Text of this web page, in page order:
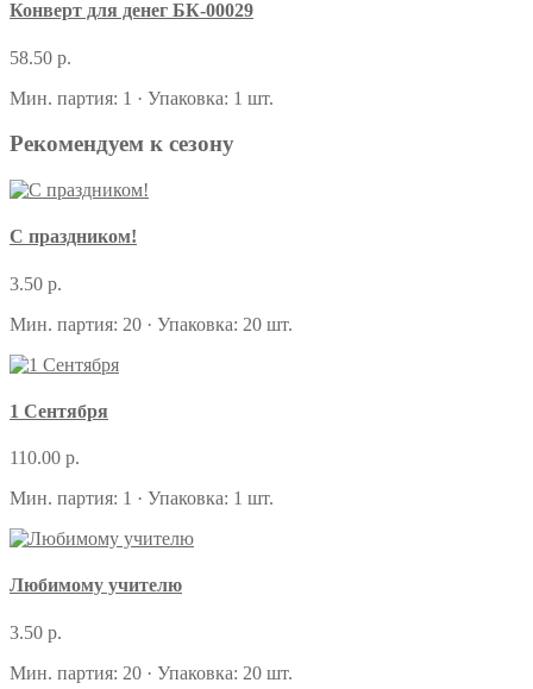
Конверт для денег БК-00029
58.50 р.
Мин. партия: 1 · Упаковка: 1 шт.
Рекомендуем к сезону
С праздником!
3.50 р.
Мин. партия: 20 · Упаковка: 20 шт.
1 Сентября
110.00 р.
Мин. партия: 1 · Упаковка: 1 шт.
Любимому учителю
3.50 р.
Мин. партия: 20 · Упаковка: 20 шт.